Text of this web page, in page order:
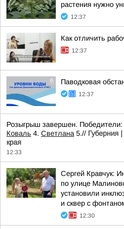
растения нужно
12:37
Как отличить
12:37
Паводковая
12:37
Розыгрыш завершен. Победители:
Коваль 4. Светлана 5.// Губерния
края
12:33
Сергей Кравчук:
по улице
установили
и сквер с
12:30